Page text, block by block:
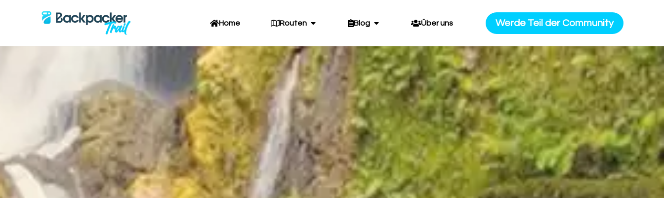
Home Routen Blog Über uns Werde Teil der Community